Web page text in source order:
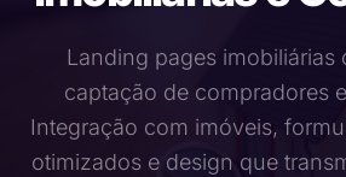
Landing pages imobiliárias
captação de compradores
Integração com imóveis,
otimizados e design que